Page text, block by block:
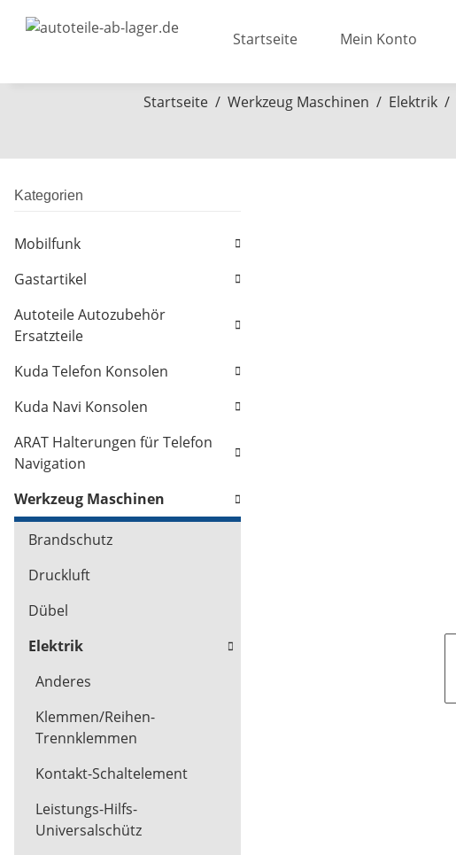
Startseite Mein Konto
Startseite Werkzeug Maschinen Elektrik
Kategorien
Mobilfunk
Gastartikel
Autoteile Autozubehör
Ersatzteile
Kuda Telefon Konsolen
Kuda Navi Konsolen
ARAT Halterungen für Telefon
Navigation
Werkzeug Maschinen
Brandschutz
Druckluft
Dübel
Elektrik
Anderes
Klemmen/Reihen-
Trennklemmen
Kontakt-Schaltelement
Leistungs-Hilfs-
Universalschütz